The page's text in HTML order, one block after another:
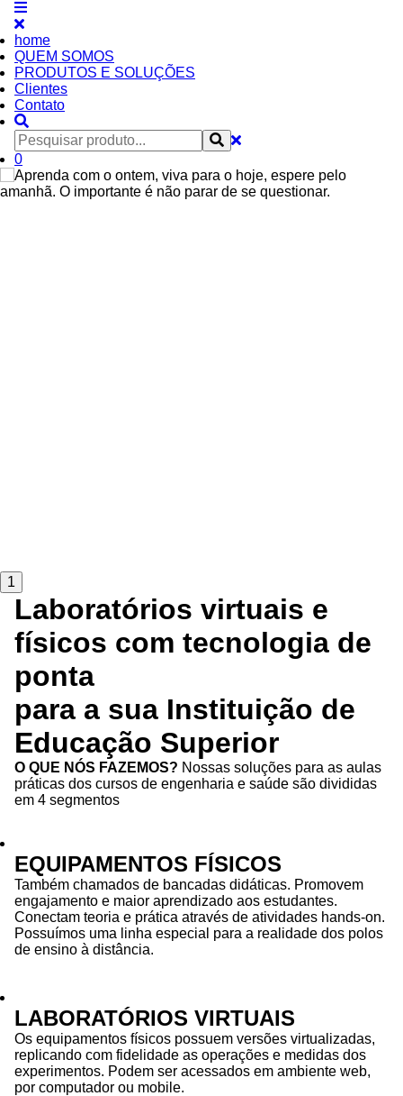
home
QUEM SOMOS
PRODUTOS E SOLUÇÕES
Clientes
Contato
0
1
Laboratórios virtuais e
físicos com tecnologia de
ponta
para a sua Instituição de
Educação Superior
O QUE NÓS FAZEMOS? Nossas soluções para as aulas
práticas dos cursos de engenharia e saúde são divididas
em 4 segmentos
EQUIPAMENTOS FÍSICOS
Também chamados de bancadas didáticas. Promovem
engajamento e maior aprendizado aos estudantes.
Conectam teoria e prática através de atividades hands-on.
Possuímos uma linha especial para a realidade dos polos
de ensino à distância.
LABORATÓRIOS VIRTUAIS
Os equipamentos físicos possuem versões virtualizadas,
replicando com fidelidade as operações e medidas dos
experimentos. Podem ser acessados em ambiente web,
por computador ou mobile.